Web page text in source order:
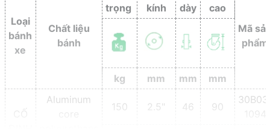
Loại
bánh
xe
Chất liệu
bánh
trọng
kính
dày
cao
Mã
phẩm
kg mm mm mm
Aluminum
150 2.5" 46 90